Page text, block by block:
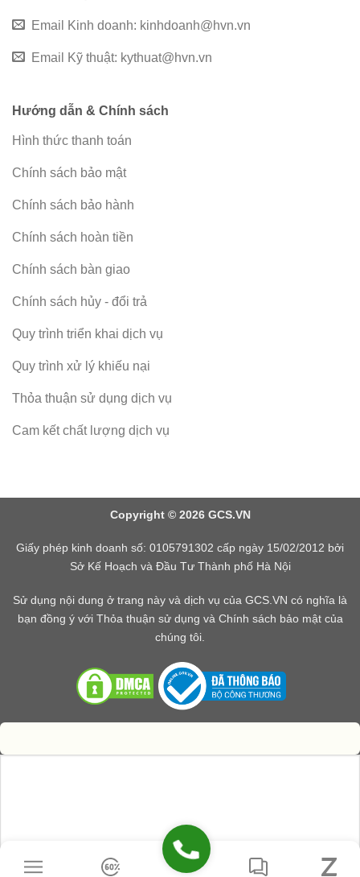
Email Kinh doanh: kinhdoanh@hvn.vn
Email Kỹ thuật: kythuat@hvn.vn
Hướng dẫn & Chính sách
Hình thức thanh toán
Chính sách bảo mật
Chính sách bảo hành
Chính sách hoàn tiền
Chính sách bàn giao
Chính sách hủy - đổi trả
Quy trình triển khai dịch vụ
Quy trình xử lý khiếu nại
Thỏa thuận sử dụng dịch vụ
Cam kết chất lượng dịch vụ
Copyright © 2026 GCS.VN
Giấy phép kinh doanh số: 0105791302 cấp ngày 15/02/2012 bởi
Sở Kế Hoạch và Đầu Tư Thành phố Hà Nội
Sử dụng nội dung ở trang này và dịch vụ của GCS.VN có nghĩa là
bạn đồng ý với Thỏa thuận sử dụng và Chính sách bảo mật của
chúng tôi.